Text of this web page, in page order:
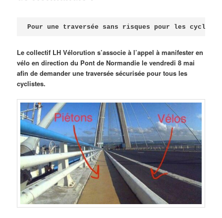
Pour une traversée sans risques pour les
Le collectif LH Vélorution s’associe à l’appel à manifester en
vélo en direction du Pont de Normandie le vendredi 8 mai
afin de demander une traversée sécurisée pour tous les
cyclistes.